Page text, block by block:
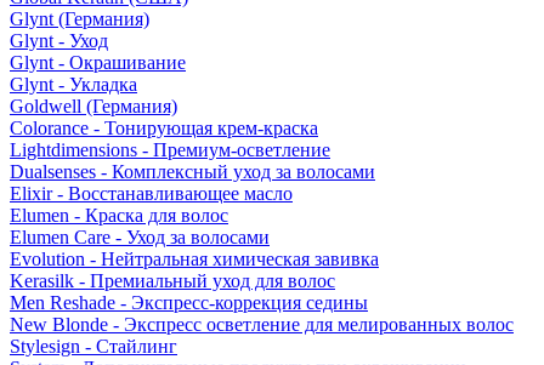
Glynt (Германия)
Glynt - Уход
Glynt - Окрашивание
Glynt - Укладка
Goldwell (Германия)
Colorance - Тонирующая крем-краска
Lightdimensions - Премиум-осветление
Dualsenses - Комплексный уход за волосами
Elixir - Восстанавливающее масло
Elumen - Краска для волос
Elumen Care - Уход за волосами
Evolution - Нейтральная химическая завивка
Kerasilk - Премиальный уход для волос
Men Reshade - Экспресс-коррекция седины
New Blonde - Экспресс осветление для мелированных волос
Stylesign - Стайлинг